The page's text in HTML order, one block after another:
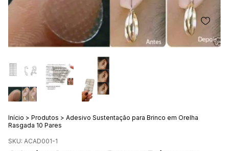
Início > Produtos > Adesivo Sustentação para Brinco em Orelha
Rasgada 10 Pares
SKU: ACAD001-1